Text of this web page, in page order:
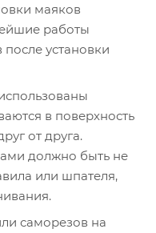
маяков
работы
установки
в поверхность
от друга.
должно быть не
или шпателя,
саморезов на